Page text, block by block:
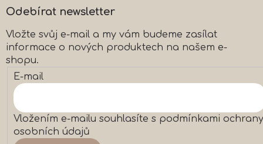
y
v
i
Odebírat newsletter
Vložte svůj e-mail a my vám budeme zasílat
informace o nových produktech na našem e-
shopu.
E-mail
Vložením e-mailu souhlasíte s podmínkami ochrany
osobních údajů